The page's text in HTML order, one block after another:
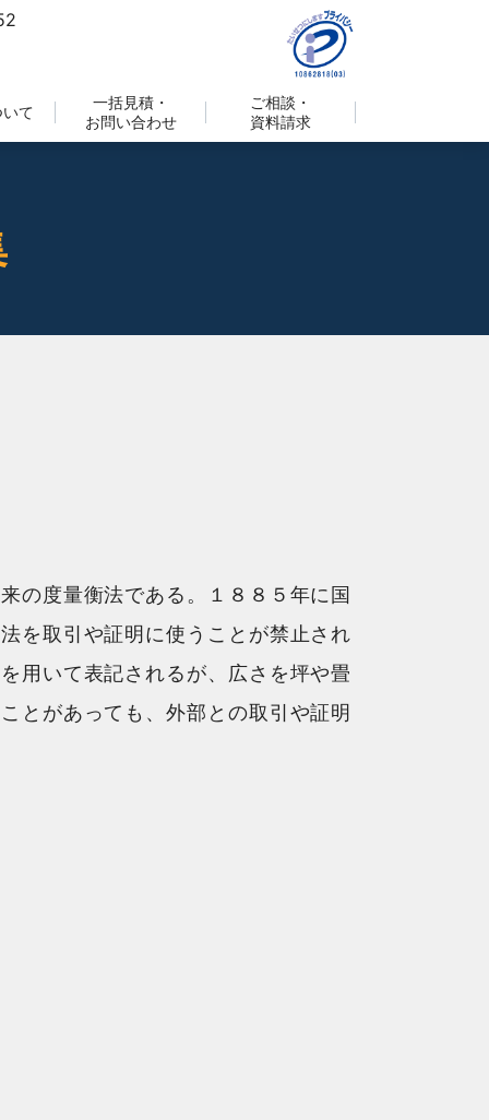
て
一括見積・
お問い合わせ
ご相談・
資料請求
の度量衡法である。１８８５年に国
を取引や証明に使うことが禁止され
用いて表記されるが、広さを坪や畳
とがあっても、外部との取引や証明